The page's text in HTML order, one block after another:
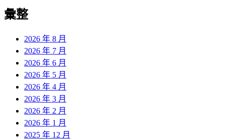
彙整
2026 年 8 月
2026 年 7 月
2026 年 6 月
2026 年 5 月
2026 年 4 月
2026 年 3 月
2026 年 2 月
2026 年 1 月
2025 年 12 月